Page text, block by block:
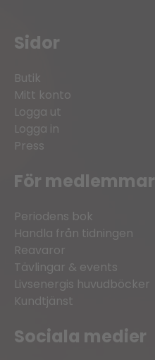
Sidor
Butik
Mitt konto
Logga ut
Logga in
Press
För medlemmar
Periodens bok
Handla från tidningen
Reavaror
Tävlingar & events
Livsenergis huvudböcker
Kundtjänst
Sociala medier